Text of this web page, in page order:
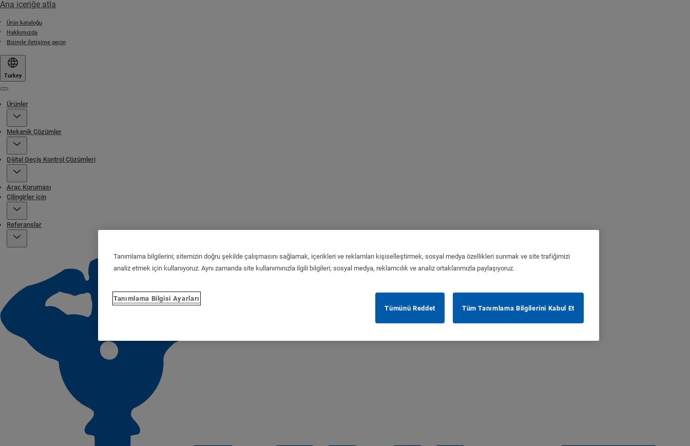
Ana içeriğe atla
Ürün kataloğu
Hakkımızda
Bizimle iletişime geçin
Turkey
Ürünler
Mekanik Çözümler
Dijital Geçiş Kontrol Çözümleri
Araç Koruması
Çilingirler için
Referanslar
Tanımlama bilgilerini; sitemizin doğru şekilde çalışmasını sağlamak, içerikleri ve reklamları kişiselleştirmek, sosyal medya özellikleri sunmak ve site trafiğimizi
analiz etmek için kullanıyoruz. Aynı zamanda site kullanımınızla ilgili bilgileri; sosyal medya, reklamcılık ve analiz ortaklarımızla paylaşıyoruz.
Tanımlama Bilgisi Ayarları
Tümünü Reddet
Tüm Tanımlama Bilgilerini Kabul Et